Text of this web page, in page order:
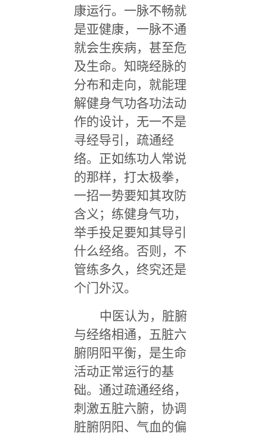
康运行。一脉不畅就
是亚健康，一脉不通
就会生疾病，甚至危
及生命。知晓经脉的
分布和走向，就能理
解健身气功各功法动
作的设计，无一不是
寻经导引，疏通经
络。正如练功人常说
的那样，打太极拳，
一招一势要知其攻防
含义；练健身气功，
举手投足要知其导引
什么经络。否则，不
管练多久，终究还是
个门外汉。
中医认为，脏腑
与经络相通，五脏六
腑阴阳平衡，是生命
活动正常运行的基
础。通过疏通经络，
刺激五脏六腑，协调
脏腑阴阳、气血的偏